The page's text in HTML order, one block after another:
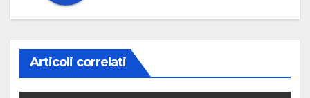
Articoli correlati